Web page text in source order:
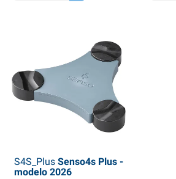
S4S_PlusSenso4s Plus -
modelo 2026